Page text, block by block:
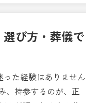
び方・葬儀で
た経験はありません
、持参するのが、正